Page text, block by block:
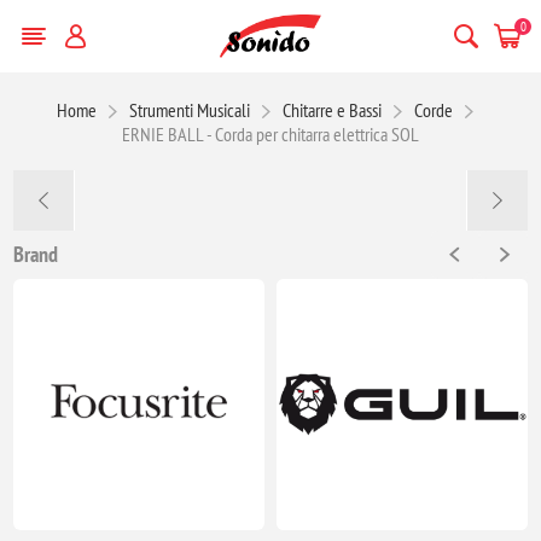
0
Home Strumenti Musicali Chitarre e Bassi
Corde
ERNIE BALL - Corda per chitarra elettrica SOL
Brand